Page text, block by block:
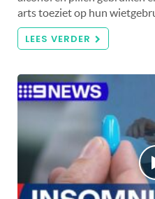
arts toeziet op hun
LEES VERDER